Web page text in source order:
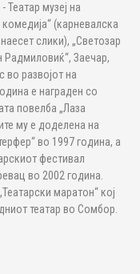
Театар музеј на
(карневалска
слики), „Светозар
Радмиловиќ“, Заечар,
во развојот на
е награден со
повелба „Лаза
му е доделена на
во 1997 година, а
фестивал
во 2002 година.
маратон“ кој
театар во Сомбор.